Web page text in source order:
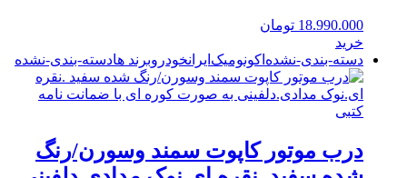
18.990.000 تومان
خرید
دسته-بندی-نشده اکونومیک ایرانخودروبرند هادسته-بندی-نشده
درب موتور کاپوت سمند وسورن/رنگ